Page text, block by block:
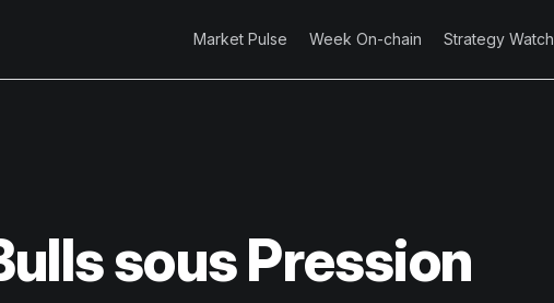
Market Pulse Week On-chain Strategy Watch
sous Pression